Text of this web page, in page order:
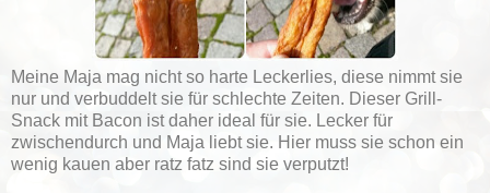
Meine Maja mag nicht so harte Leckerlies, diese nimmt sie
nur und verbuddelt sie für schlechte Zeiten. Dieser Grill-
Snack mit Bacon ist daher ideal für sie. Lecker für
zwischendurch und Maja liebt sie. Hier muss sie schon ein
wenig kauen aber ratz fatz sind sie verputzt!